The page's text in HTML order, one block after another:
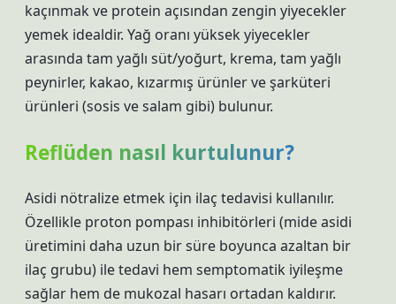
kaçınmak ve protein açısından zengin yiyecekler
yemek idealdir. Yağ oranı yüksek yiyecekler
arasında tam yağlı süt/yoğurt, krema, tam yağlı
peynirler, kakao, kızarmış ürünler ve şarküteri
ürünleri (sosis ve salam gibi) bulunur.
Reflüden nasıl kurtulunur?
Asidi nötralize etmek için ilaç tedavisi kullanılır.
Özellikle proton pompası inhibitörleri (mide asidi
üretimini daha uzun bir süre boyunca azaltan bir
ilaç grubu) ile tedavi hem semptomatik iyileşme
sağlar hem de mukozal hasarı ortadan kaldırır.